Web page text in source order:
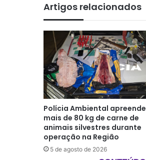
Artigos relacionados
Polícia Ambiental apreende
mais de 80 kg de carne de
animais silvestres durante
operação na Região
5 de agosto de 2026